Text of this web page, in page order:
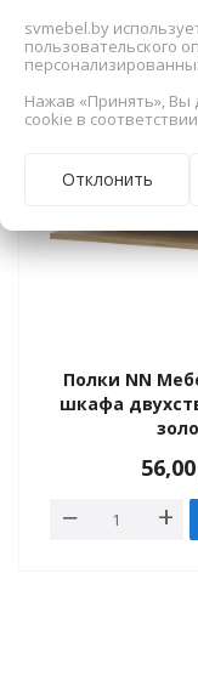
Полки NN
шкафа
56,00
svmebel.by
пользовательского
Нажав «Принять», Вы
cookie в
Отклонить